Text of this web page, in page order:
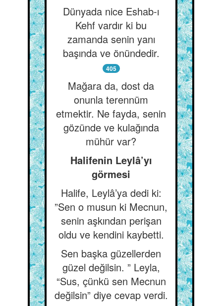
Dünyada nice Eshab-ı
Kehf vardır ki bu
zamanda senin yanı
başında ve önündedir.
405
Mağara da, dost da
onunla terennüm
etmektir. Ne fayda, senin
gözünde ve kulağında
mühür var?
Halifenin Leylâ’yı
görmesi
Halife, Leylâ’ya dedi ki:
”Sen o musun ki Mecnun,
senin aşkından perişan
oldu ve kendini kaybetti.
Sen başka güzellerden
güzel değilsin. ” Leyla,
“Sus, çünkü sen Mecnun
değilsin” diye cevap verdi.